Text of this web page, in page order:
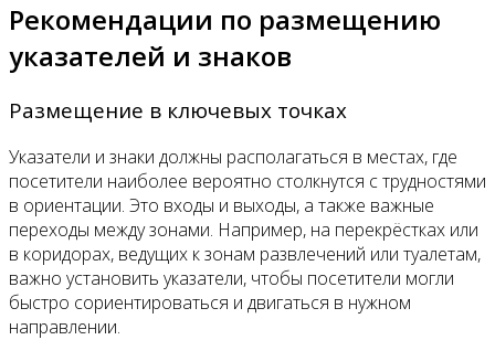
Рекомендации по размещению
указателей и знаков
Размещение в ключевых точках
Указатели и знаки должны располагаться в местах, где
посетители наиболее вероятно столкнутся с трудностями
в ориентации. Это входы и выходы, а также важные
переходы между зонами. Например, на перекрёстках или
в коридорах, ведущих к зонам развлечений или туалетам,
важно установить указатели, чтобы посетители могли
быстро сориентироваться и двигаться в нужном
направлении.